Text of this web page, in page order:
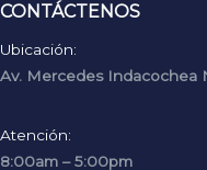
CONTÁCTENOS
Ubicación:
Av. Mercedes Indacochea
Atención:
8:00am – 5:00pm